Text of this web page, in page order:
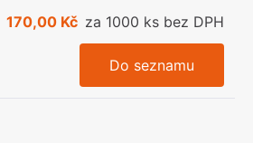
170,00 Kč za 1000 ks bez DPH
Do seznamu